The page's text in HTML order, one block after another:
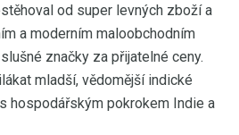
od super levných zboží a
a moderním maloobchodním
značky za přijatelné ceny.
mladší, vědomější indické
hospodářským pokrokem Indie a